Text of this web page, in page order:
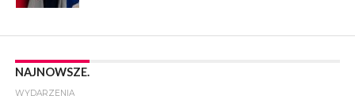
NAJNOWSZE.
WYDARZENIA